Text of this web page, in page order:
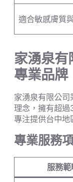
適合敏感膚質
家湧泉有
專業品牌
家湧泉有限公
理念，擁有超過
專注提供台中地
專業服務
服務範